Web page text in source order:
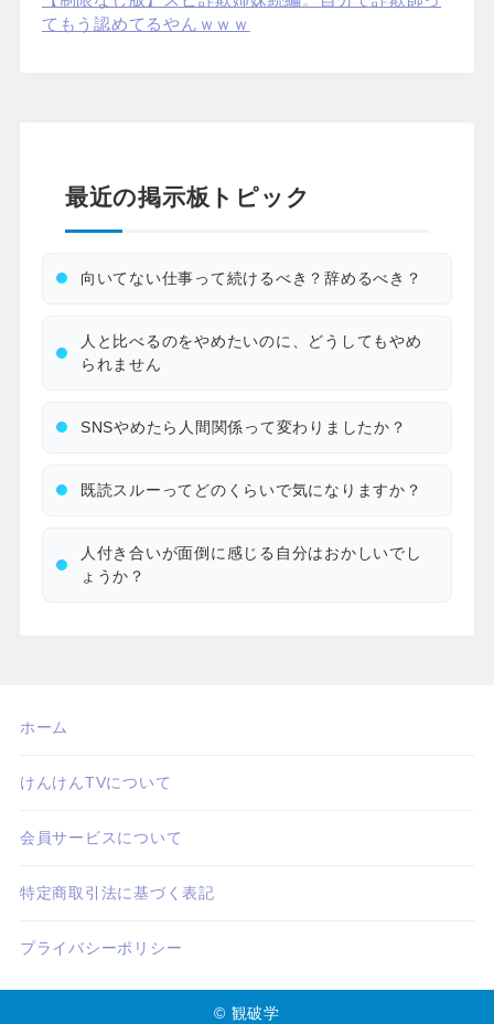
てもう認めてるやんｗｗｗ
最近の掲示板トピック
向いてない仕事って続けるべき？辞めるべき？
人と比べるのをやめたいのに、どうしてもやめ
られません
SNSやめたら人間関係って変わりましたか？
既読スルーってどのくらいで気になりますか？
人付き合いが面倒に感じる自分はおかしいでし
ょうか？
ホーム
けんけんTVについて
会員サービスについて
特定商取引法に基づく表記
プライバシーポリシー
© 観破学